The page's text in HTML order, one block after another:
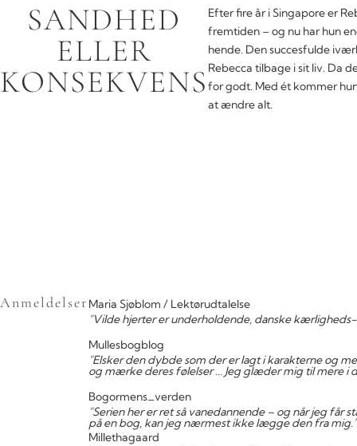
SANDHED
ELLER
KONSEKVENS
Efter fire år i Singapore er
fremtiden – og nu har hun
hende. Den succesfulde
Rebecca tilbage i sit liv. Da
for godt. Med ét kommer
at ændre alt.
Anmeldelser Maria Sjøblom / Lektørudtalelse
"Vilde hjerter er underholdende, danske
Mullesbogblog
"Elsker den dybde som der er lagt i karakterne og
og mærke deres følelser ... Jeg glæder mig til mere i
Bogormens_verden
"Serien her er ret så vanedannende – og når jeg får
på en bog, kan jeg nærmest ikke lægge den fra mig.”
Millethagaard